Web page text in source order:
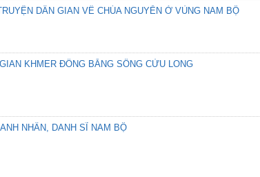
DÂN GIAN VỀ CHÚA NGUYỄN Ở VÙNG NAM BỘ
KHMER ĐỒNG BẰNG SÔNG CỬU LONG
NHÂN, DANH SĨ NAM BỘ